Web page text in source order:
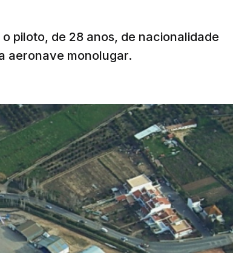
piloto, de 28 anos, de nacionalidade
aeronave monolugar.